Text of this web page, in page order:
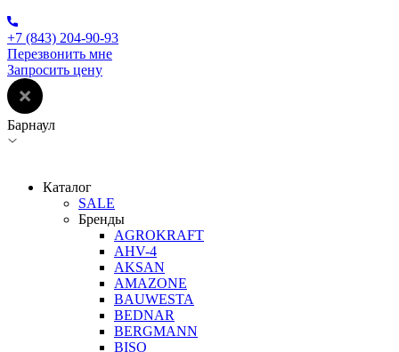
+7 (843) 204-90-93
Перезвонить мне
Запросить цену
Барнаул
Каталог
SALE
Бренды
AGROKRAFT
AHV-4
AKSAN
AMAZONE
BAUWESTA
BEDNAR
BERGMANN
BISO